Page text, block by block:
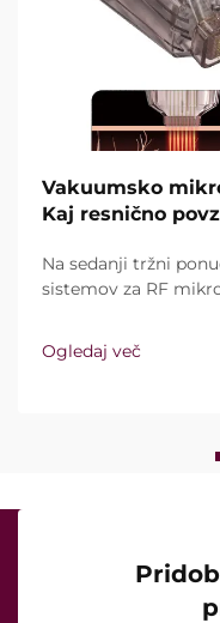
Vakuumsko
Kaj resnično
Na sedanji tržni
sistemov za RF
temveč kako
Ogledaj več